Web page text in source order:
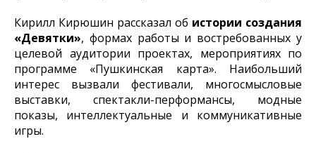
Кирилл Кирюшин рассказал об истории создания
«Девятки», формах работы и востребованных у
целевой аудитории проектах, мероприятиях по
программе «Пушкинская карта». Наибольший
интерес вызвали фестивали, многосмысловые
выставки, спектакли-перформансы, модные
показы, интеллектуальные и коммуникативные
игры.